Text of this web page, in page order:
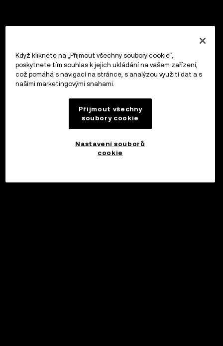
Když kliknete na „Přijmout všechny soubory cookie“,
poskytnete tím souhlas k jejich ukládání na vašem zařízení,
což pomáhá s navigací na stránce, s analýzou využití dat a s
našimi marketingovými snahami.
Přijmout všechny
soubory cookie
Nastavení souborů
cookie